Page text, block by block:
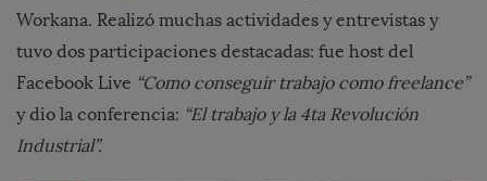
Workana. Realizó muchas actividades y entrevistas y
tuvo dos participaciones destacadas: fue host del
Facebook Live “Como conseguir trabajo como freelance”
y dio la conferencia: “El trabajo y la 4ta Revolución
Industrial”.